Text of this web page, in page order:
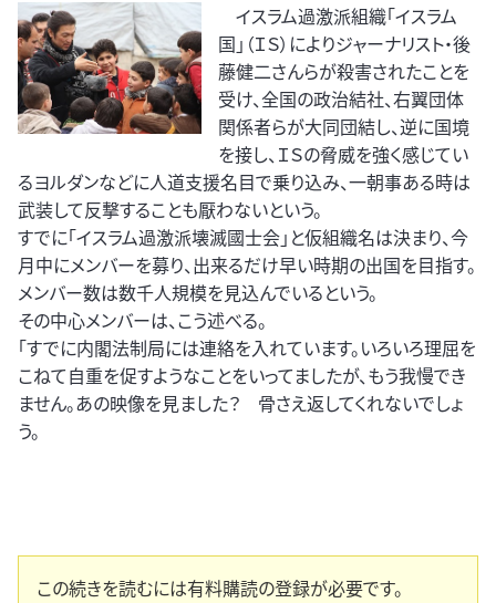
イスラム過激派組織「イスラム
国」（ＩＳ）によりジャーナリスト・後
藤健二さんらが殺害されたことを
受け、全国の政治結社、右翼団体
関係者らが大同団結し、逆に国境
を接し、ＩＳの脅威を強く感じてい
るヨルダンなどに人道支援名目で乗り込み、一朝事ある時は
武装して反撃することも厭わないという。
すでに「イスラム過激派壊滅國士会」と仮組織名は決まり、今
月中にメンバーを募り、出来るだけ早い時期の出国を目指す。
メンバー数は数千人規模を見込んでいるという。
その中心メンバーは、こう述べる。
「すでに内閣法制局には連絡を入れています。いろいろ理屈を
こねて自重を促すようなことをいってましたが、もう我慢でき
ません。あの映像を見ました？ 骨さえ返してくれないでしょ
う。
この続きを読むには有料購読の登録が必要です。